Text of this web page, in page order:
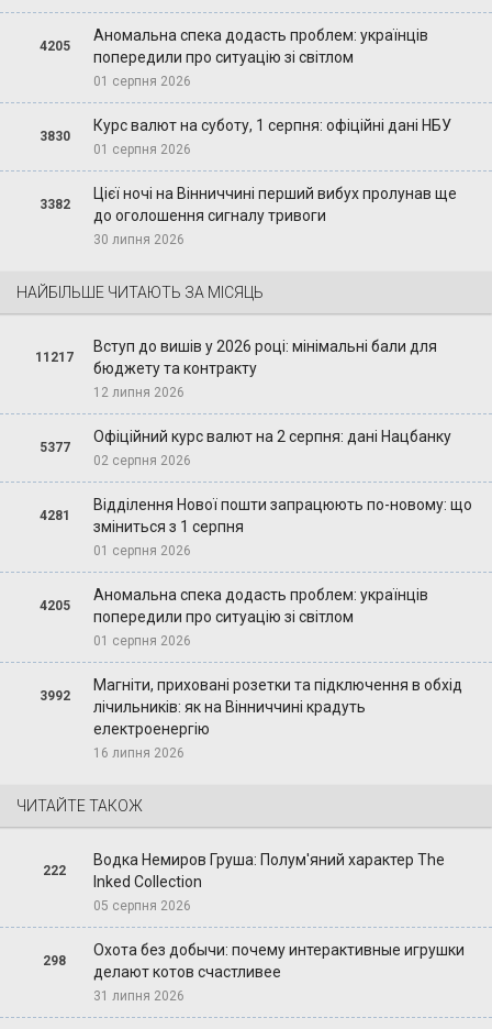
4205
Аномальна спека додасть проблем: українців
попередили про ситуацію зі світлом
01 серпня 2026
3830
Курс валют на суботу, 1 серпня: офіційні дані НБУ
01 серпня 2026
3382
Цієї ночі на Вінниччині перший вибух пролунав ще
до оголошення сигналу тривоги
30 липня 2026
НАЙБІЛЬШЕ ЧИТАЮТЬ ЗА МІСЯЦЬ
11217
Вступ до вишів у 2026 році: мінімальні бали для
бюджету та контракту
12 липня 2026
5377
Офіційний курс валют на 2 серпня: дані Нацбанку
02 серпня 2026
4281
Відділення Нової пошти запрацюють по-новому: що
зміниться з 1 серпня
01 серпня 2026
4205
Аномальна спека додасть проблем: українців
попередили про ситуацію зі світлом
01 серпня 2026
3992
Магніти, приховані розетки та підключення в обхід
лічильників: як на Вінниччині крадуть
електроенергію
16 липня 2026
ЧИТАЙТЕ ТАКОЖ
222
Водка Немиров Груша: Полум'яний характер The
Inked Collection
05 серпня 2026
298
Охота без добычи: почему интерактивные игрушки
делают котов счастливее
31 липня 2026